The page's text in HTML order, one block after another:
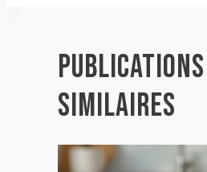
PUBLICATIONS
SIMILAIRES